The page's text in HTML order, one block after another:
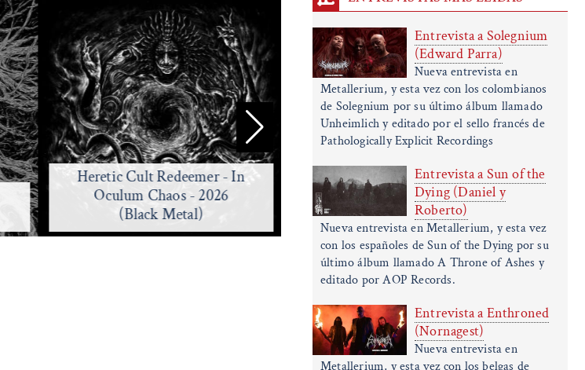
Heretic Cult Redeemer - In
Oculum Chaos - 2026
(Black Metal)
Sallow Moth - Hydrophilous
Brood - 2026
(Progressive Death Metal)
Entrevista a Solegnium
(Edward Parra)
Nueva entrevista en
Metallerium, y esta vez con los colombianos
de Solegnium por su último álbum llamado
Unheimlich y editado por el sello francés de
Pathologically Explicit Recordings
Entrevista a Sun of the
Dying (Daniel y
Roberto)
Nueva entrevista en Metallerium, y esta vez
con los españoles de Sun of the Dying por su
último álbum llamado A Throne of Ashes y
editado por AOP Records.
Entrevista a Enthroned
(Nornagest)
Nueva entrevista en
Metallerium, y esta vez con los belgas de